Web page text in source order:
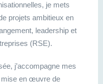
je mets
projets ambitieux en
leadership et
(RSE).
j’accompagne mes
mise en œuvre de